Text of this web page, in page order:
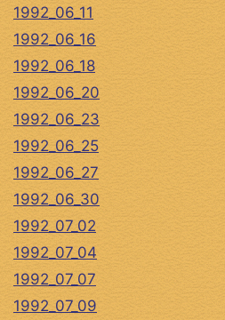
1992_06_11
1992_06_16
1992_06_18
1992_06_20
1992_06_23
1992_06_25
1992_06_27
1992_06_30
1992_07_02
1992_07_04
1992_07_07
1992_07_09